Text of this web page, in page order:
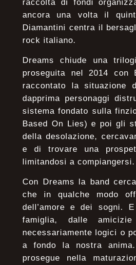
raccolta di fondi
ancora una volta il
Diamantini centra il
rock italiano.
Dreams chiude una
proseguita nel 2014 con
raccontato la situazione
dapprima personaggi
sistema fondato sulla
Based On Lies) e poi gli
della desolazione,
e di trovare una
limitandosi a compiangersi.
Con Dreams la band
che in qualche modo
dell’amore e dei sogni.
famiglia, dalle
necessariamente logici o
a fondo la nostra
prosegue nella